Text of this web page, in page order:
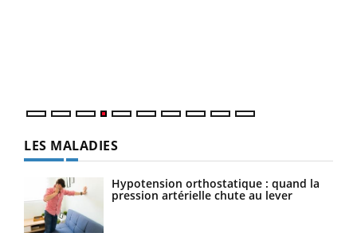
LES MALADIES
Hypotension orthostatique : quand la
pression artérielle chute au lever